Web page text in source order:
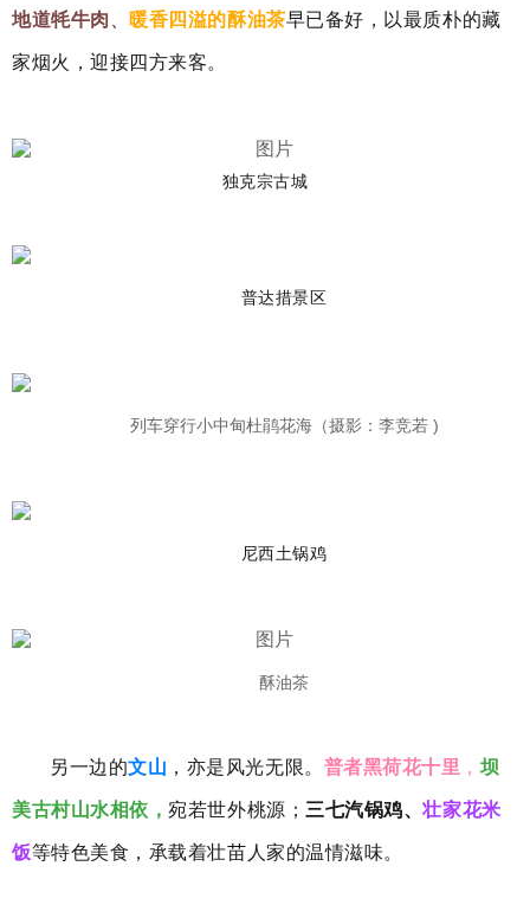
地道牦牛肉、暖香四溢的酥油茶早已备好，以最质朴的藏
家烟火，迎接四方来客。
独克宗古城
普达措景区
列车穿行小中甸杜鹃花海（摄影：李竞若 )
尼西土锅鸡
酥油茶
另一边的文山 ，亦是风光无限。 普者黑荷花十里 ， 坝
美古村山水相依，宛若世外桃源；三七汽锅鸡、壮家花米
饭等特色美食，承载着壮苗人家的温情滋味。